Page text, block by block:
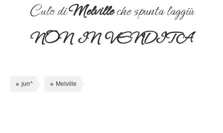
Culo diMelvilleche spunta laggiù
NON IN VENDITA
jun^ Melville